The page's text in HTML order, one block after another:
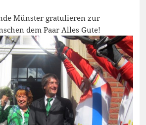
Münster gratulieren zur
dem Paar Alles Gute!